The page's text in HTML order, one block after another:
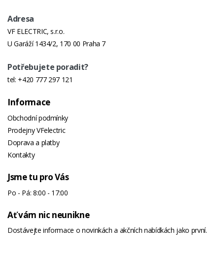
Adresa
VF ELECTRIC, s.r.o.
U Garáží 1434/2, 170 00 Praha 7
Potřebujete poradit?
tel: +420 777 297 121
Informace
Obchodní podmínky
Prodejny VFelectric
Doprava a platby
Kontakty
Jsme tu pro Vás
Po - Pá: 8:00 - 17:00
Ať vám nic neunikne
Dostávejte informace o novinkách a akčních nabídkách jako první.